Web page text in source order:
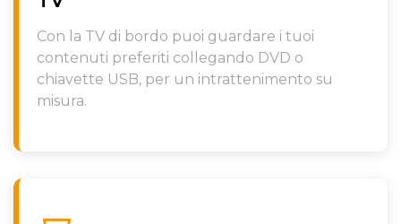
Con la TV di bordo puoi guardare i tuoi
contenuti preferiti collegando DVD o
chiavette USB, per un intrattenimento su
misura.